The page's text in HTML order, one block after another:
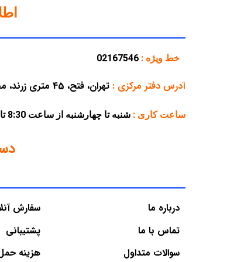
خط ویژه : 02167546
آدرس دفتر مرکزی : تهران، فتح، 45 متری زرند، مجتمع تجاری پارسه، پلاک 38
ساعت کاری : شنبه تا چهارشنبه از ساعت 8:30 تا 16:30 – پنجشنبه از ساعت 8:30 تا 12:30
درباره ما
تماس با ما
سوالات متداول
سفارش
پشتیبانی
هزینه